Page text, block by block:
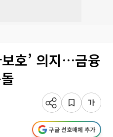
호’ 의지…금융
구글 선호매체 추가